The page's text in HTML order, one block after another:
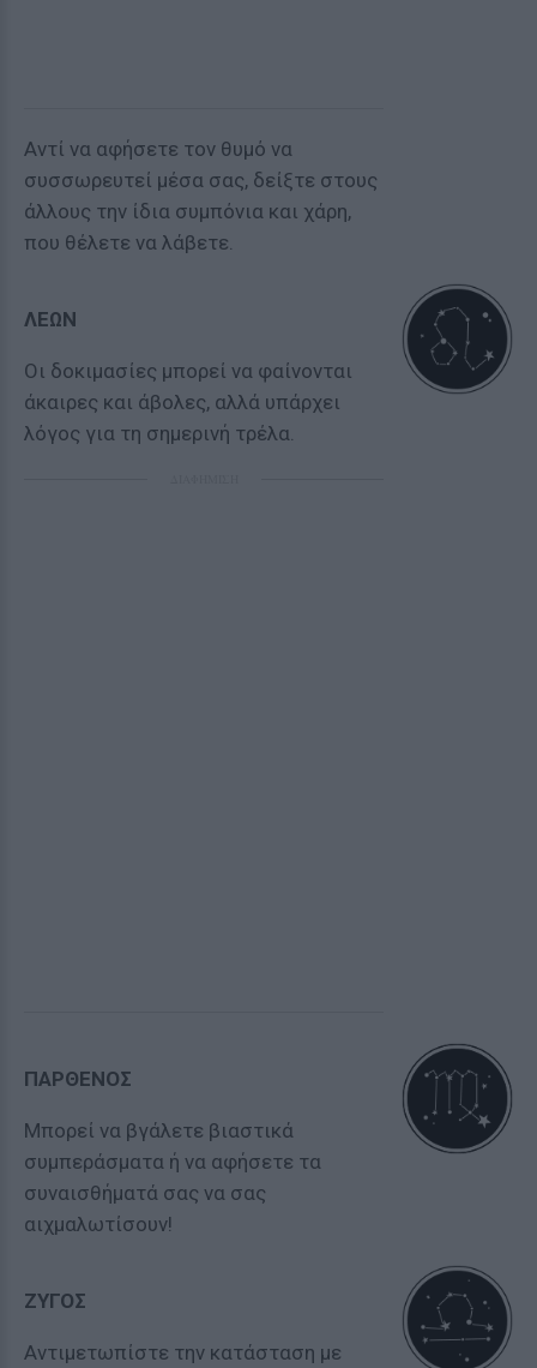
Αντί να αφήσετε τον θυμό να
συσσωρευτεί μέσα σας, δείξτε στους
άλλους την ίδια συμπόνια και χάρη,
που θέλετε να λάβετε.
ΛΕΩΝ
Οι δοκιμασίες μπορεί να φαίνονται
άκαιρες και άβολες, αλλά υπάρχει
λόγος για τη σημερινή τρέλα.
ΠΑΡΘΕΝΟΣ
Μπορεί να βγάλετε βιαστικά
συμπεράσματα ή να αφήσετε τα
συναισθήματά σας να σας
αιχμαλωτίσουν!
ΖΥΓΟΣ
Αντιμετωπίστε την κατάσταση με